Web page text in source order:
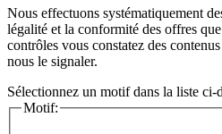
Nous effectuons systématiquement
légalité et la conformité des offres
contrôles vous constatez des
nous le signaler.
Sélectionnez un motif dans la liste ci-
Motif: